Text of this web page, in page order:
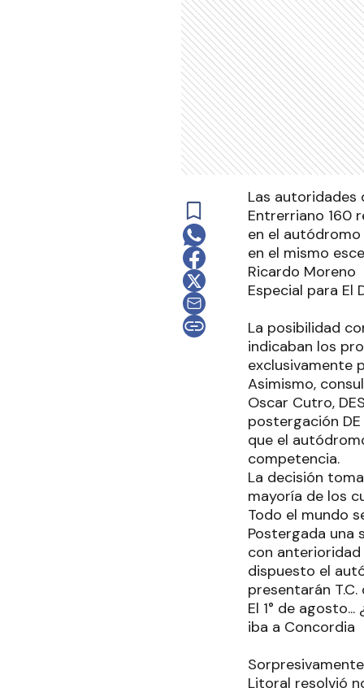
Las autoridades
Entrerriano 160
en el autódromo
en el mismo
Ricardo Moreno
Especial para El
La posibilidad
indicaban los
exclusivamente
Asimismo,
Oscar Cutro,
postergación
que el
competencia.
La decisión
mayoría de los
Todo el mundo
Postergada una
con
dispuesto el
presentarán
El 1° de
iba a Concordia
Litoral resolvió